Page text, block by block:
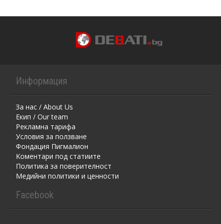
Информация
За нас / About Us
Екип / Our team
Рекламна тарифа
Условия за ползване
Фондация Пигмалион
Kоментaри под статиите
Политика за поверителност
Медийни политики и ценности
Facebook